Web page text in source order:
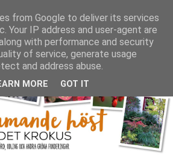
from Google to deliver its services
Your IP address and user-agent are
with performance and security
of service, generate usage
and address abuse.
MORE GOT IT